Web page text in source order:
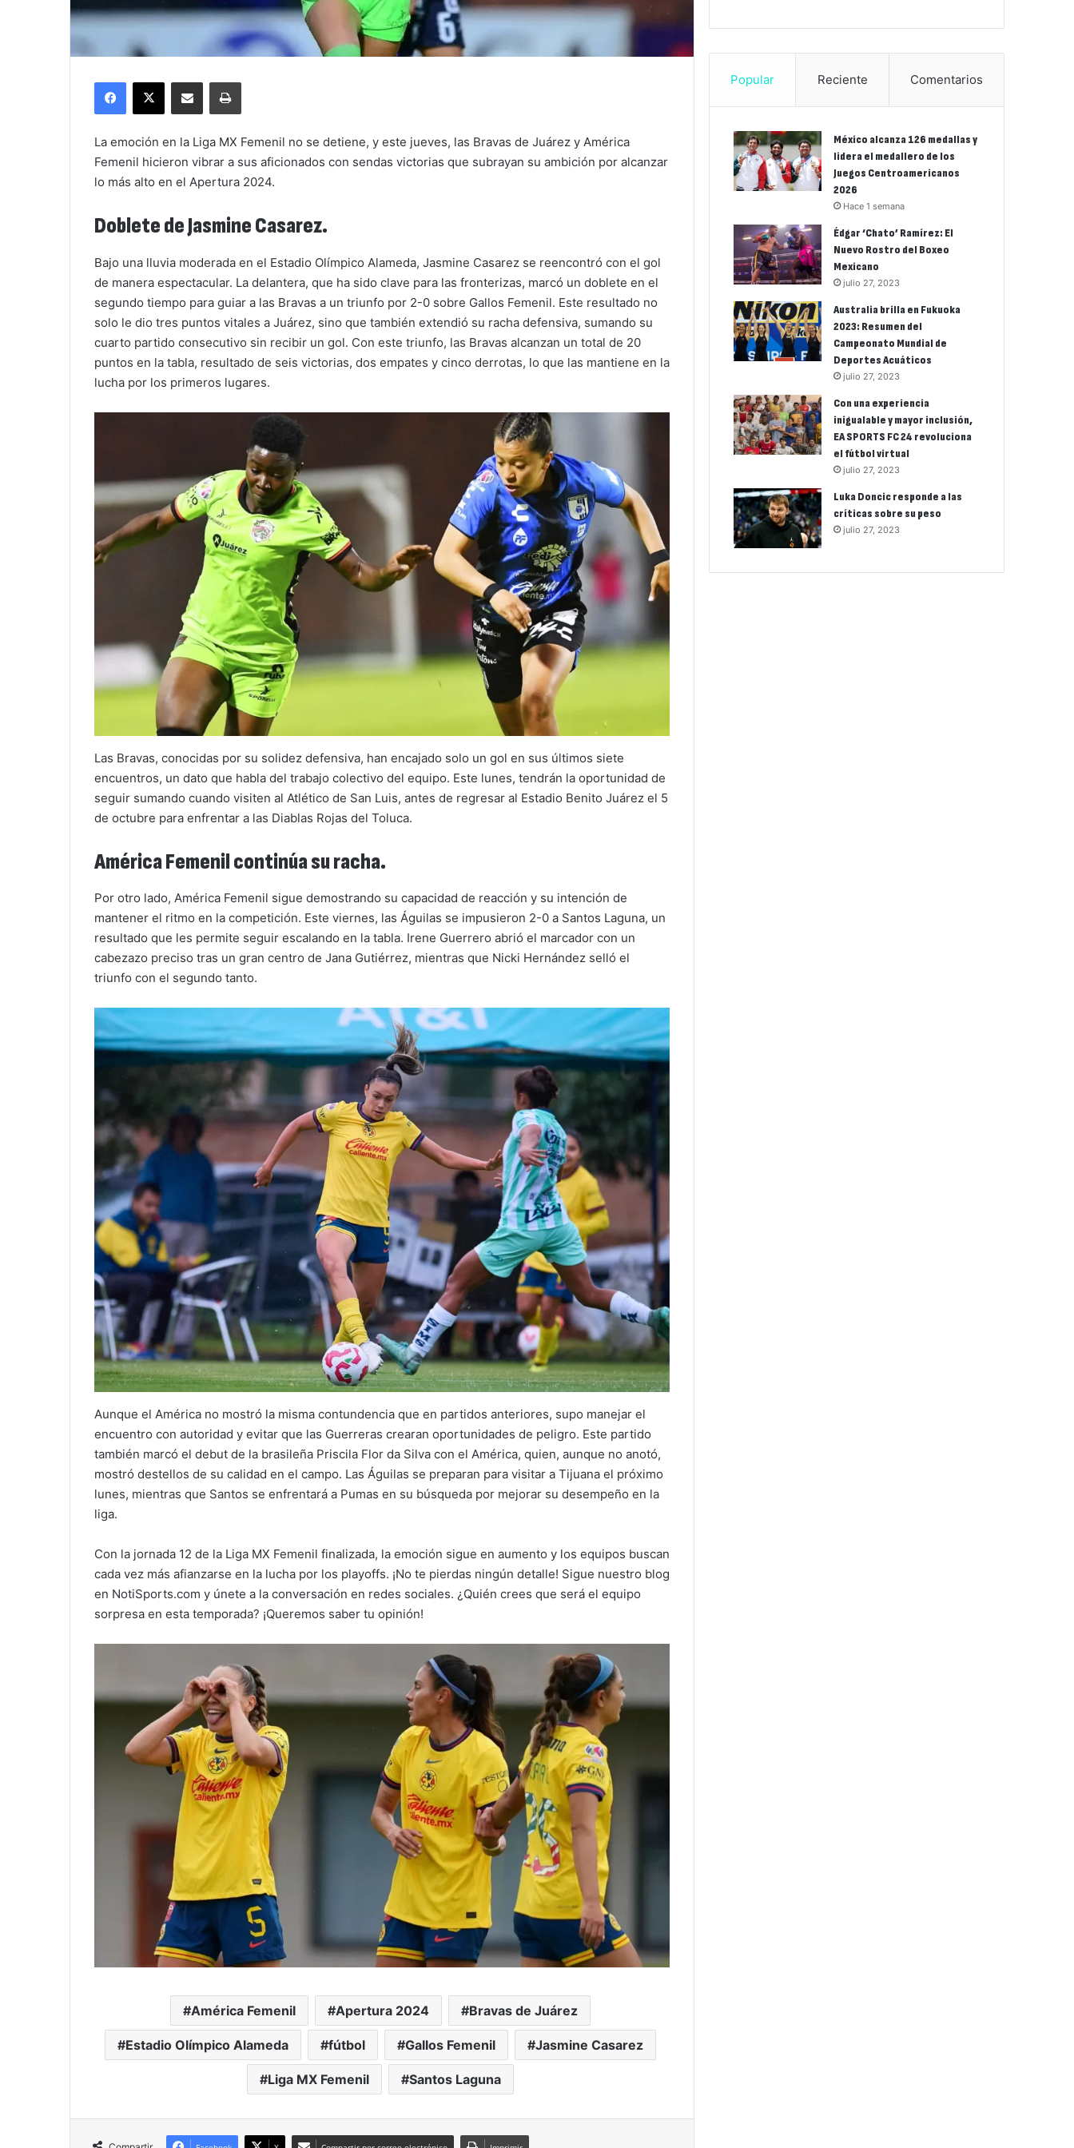
Facebook
X Compartir por correo electrónicoImprimir
La emoción en la Liga MX Femenil no se detiene, y este jueves, las Bravas de Juárez y América
Femenil hicieron vibrar a sus aficionados con sendas victorias que subrayan su ambición por alcanzar
lo más alto en el Apertura 2024.
Doblete de Jasmine Casarez.
Bajo una lluvia moderada en el Estadio Olímpico Alameda, Jasmine Casarez se reencontró con el gol
de manera espectacular. La delantera, que ha sido clave para las fronterizas, marcó un doblete en el
segundo tiempo para guiar a las Bravas a un triunfo por 2-0 sobre Gallos Femenil. Este resultado no
solo le dio tres puntos vitales a Juárez, sino que también extendió su racha defensiva, sumando su
cuarto partido consecutivo sin recibir un gol. Con este triunfo, las Bravas alcanzan un total de 20
puntos en la tabla, resultado de seis victorias, dos empates y cinco derrotas, lo que las mantiene en la
lucha por los primeros lugares.
Las Bravas, conocidas por su solidez defensiva, han encajado solo un gol en sus últimos siete
encuentros, un dato que habla del trabajo colectivo del equipo. Este lunes, tendrán la oportunidad de
seguir sumando cuando visiten al Atlético de San Luis, antes de regresar al Estadio Benito Juárez el 5
de octubre para enfrentar a las Diablas Rojas del Toluca.
América Femenil continúa su racha.
Por otro lado, América Femenil sigue demostrando su capacidad de reacción y su intención de
mantener el ritmo en la competición. Este viernes, las Águilas se impusieron 2-0 a Santos Laguna, un
resultado que les permite seguir escalando en la tabla. Irene Guerrero abrió el marcador con un
cabezazo preciso tras un gran centro de Jana Gutiérrez, mientras que Nicki Hernández selló el
triunfo con el segundo tanto.
Aunque el América no mostró la misma contundencia que en partidos anteriores, supo manejar el
encuentro con autoridad y evitar que las Guerreras crearan oportunidades de peligro. Este partido
también marcó el debut de la brasileña Priscila Flor da Silva con el América, quien, aunque no anotó,
mostró destellos de su calidad en el campo. Las Águilas se preparan para visitar a Tijuana el próximo
lunes, mientras que Santos se enfrentará a Pumas en su búsqueda por mejorar su desempeño en la
liga.
Con la jornada 12 de la Liga MX Femenil finalizada, la emoción sigue en aumento y los equipos buscan
cada vez más afianzarse en la lucha por los playoffs. ¡No te pierdas ningún detalle! Sigue nuestro blog
en NotiSports.com y únete a la conversación en redes sociales. ¿Quién crees que será el equipo
sorpresa en esta temporada? ¡Queremos saber tu opinión!
América Femenil Apertura 2024 Bravas de Juárez
Estadio Olímpico Alameda fútbol Gallos Femenil Jasmine Casarez
Liga MX Femenil Santos Laguna
Popular Reciente Comentarios
México alcanza 126 medallas y
lidera el medallero de los
Juegos Centroamericanos
2026
Hace 1 semana
Édgar ‘Chato’ Ramírez: El
Nuevo Rostro del Boxeo
Mexicano
julio 27, 2023
Australia brilla en Fukuoka
2023: Resumen del
Campeonato Mundial de
Deportes Acuáticos
julio 27, 2023
Con una experiencia
inigualable y mayor inclusión,
EA SPORTS FC 24 revoluciona
el fútbol virtual
julio 27, 2023
Luka Doncic responde a las
críticas sobre su peso
julio 27, 2023